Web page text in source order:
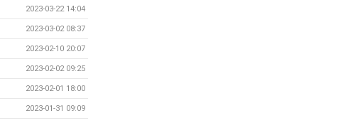
2023-03-22 14:04
2023-03-02 08:37
2023-02-10 20:07
2023-02-02 09:25
2023-02-01 18:00
2023-01-31 09:09